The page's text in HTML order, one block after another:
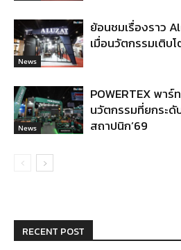
News
ย้อนชมเรื่องราว
เมื่อนวัตกรรมเติบ
News
POWERTEX พา
นวัตกรรมที่ยกระดั
สถาปนิก’69
RECENT POST